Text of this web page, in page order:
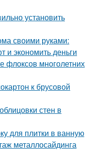
установить
своими руками:
и экономить деньги
флоксов многолетних
к брусовой
стен в
для плитки в ванную
металлосайдинга